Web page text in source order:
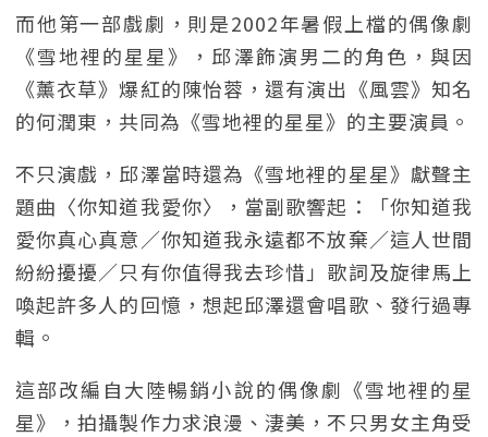
而他第一部戲劇，則是2002年暑假上檔的偶像劇
《雪地裡的星星》，邱澤飾演男二的角色，與因
《薰衣草》爆紅的陳怡蓉，還有演出《風雲》知名
的何潤東，共同為《雪地裡的星星》的主要演員。
不只演戲，邱澤當時還為《雪地裡的星星》獻聲主
題曲〈你知道我愛你〉，當副歌響起：「你知道我
愛你真心真意／你知道我永遠都不放棄／這人世間
紛紛擾擾／只有你值得我去珍惜」歌詞及旋律馬上
喚起許多人的回憶，想起邱澤還會唱歌、發行過專
輯。
這部改編自大陸暢銷小說的偶像劇《雪地裡的星
星》，拍攝製作力求浪漫、淒美，不只男女主角受